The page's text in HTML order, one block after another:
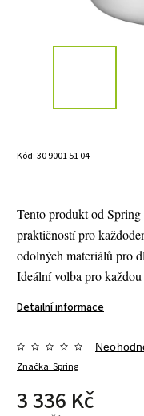
Kód:30 9001 51 04
Tento produkt od
praktičností pro
odolných materiálů pro
Ideální volba pro každou
Detailní informace
Značka:Spring
3 336 Kč